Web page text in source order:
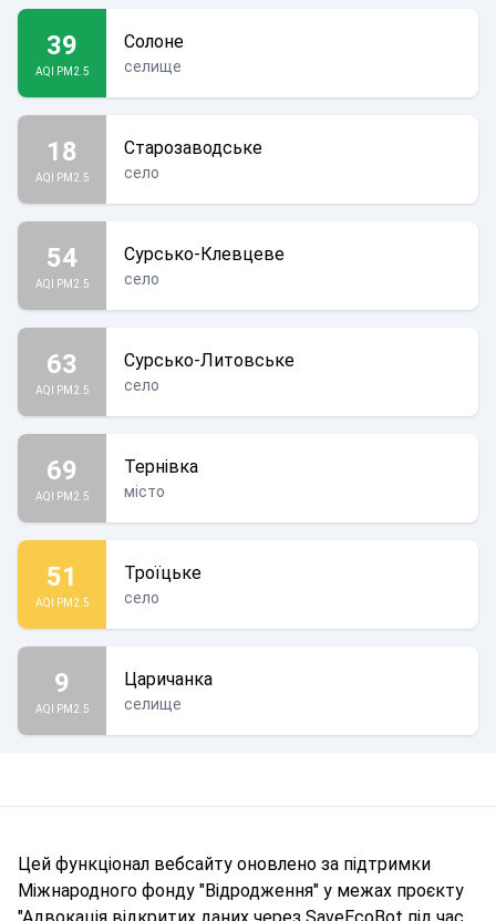
39
AQI PM2.5
Солоне
селище
18
AQI PM2.5
Старозаводське
село
54
AQI PM2.5
Сурсько-Клевцеве
село
63
AQI PM2.5
Сурсько-Литовське
село
69
AQI PM2.5
Тернівка
місто
51
AQI PM2.5
Троїцьке
село
9
AQI PM2.5
Царичанка
селище
Цей функціонал вебсайту оновлено за підтримки
Міжнародного фонду "Відродження" у межах проєкту